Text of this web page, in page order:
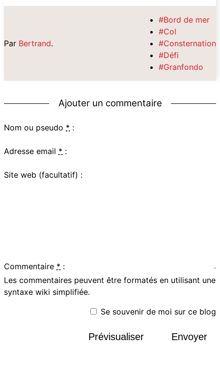
Par Bertrand.
#Bord de mer
#Col
#Consternation
#Défi
#Granfondo
Ajouter un commentaire
Nom ou pseudo * :
Adresse email * :
Site web (facultatif) :
Commentaire * :
Les commentaires peuvent être formatés en utilisant une
syntaxe wiki simplifiée.
Se souvenir de moi sur ce blog
Prévisualiser Envoyer